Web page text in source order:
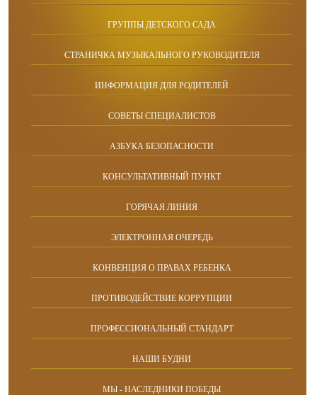
ГРУППЫ ДЕТСКОГО САДА
СТРАНИЧКА МУЗЫКАЛЬНОГО РУКОВОДИТЕЛЯ
ИНФОРМАЦИЯ ДЛЯ РОДИТЕЛЕЙ
СОВЕТЫ СПЕЦИАЛИСТОВ
АЗБУКА БЕЗОПАСНОСТИ
КОНСУЛЬТАТИВНЫЙ ПУНКТ
ГОРЯЧАЯ ЛИНИЯ
ЭЛЕКТРОННАЯ ОЧЕРЕДЬ
КОНВЕНЦИЯ О ПРАВАХ РЕБЕНКА
ПРОТИВОДЕЙСТВИЕ КОРРУПЦИИ
ПРОФЕССИОНАЛЬНЫЙ СТАНДАРТ
НАШИ БУДНИ
МЫ - НАСЛЕДНИКИ ПОБЕДЫ